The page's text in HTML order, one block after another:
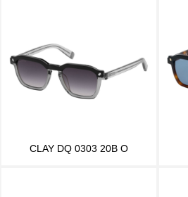
CLAY DQ 0303 20B O